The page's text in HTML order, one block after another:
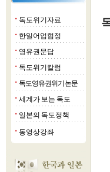
■ 독도위기자료
■ 한일어업협정
■ 영유권문답
■ 독도위기칼럼
■ 독도영유권위기 논문
■ 세계가 보는 독도
■ 일본의 독도정책
■ 동영상강좌